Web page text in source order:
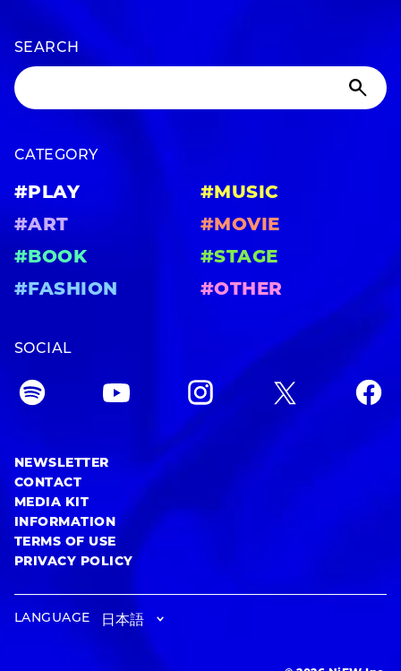
SEARCH
CATEGORY
#PLAY
#MUSIC
#ART
#MOVIE
#BOOK
#STAGE
#FASHION
#OTHER
SOCIAL
NEWSLETTER
CONTACT
MEDIA KIT
INFORMATION
TERMS OF USE
PRIVACY POLICY
LANGUAGE